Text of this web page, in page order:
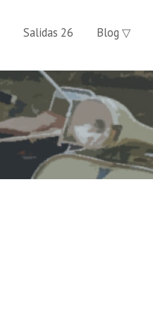
Salidas 26 Blog ▽